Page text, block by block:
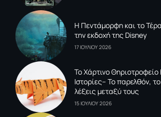
Η Πεντάμορφη και το
την εκδοχή της Disney
17 ΙΟΥΛΙΟΥ 2026
To Xάρτινο Θηριοτροφείο
Ιστορίες– Το παρελθόν,
λέξεις μεταξύ τους
15 ΙΟΥΛΙΟΥ 2026